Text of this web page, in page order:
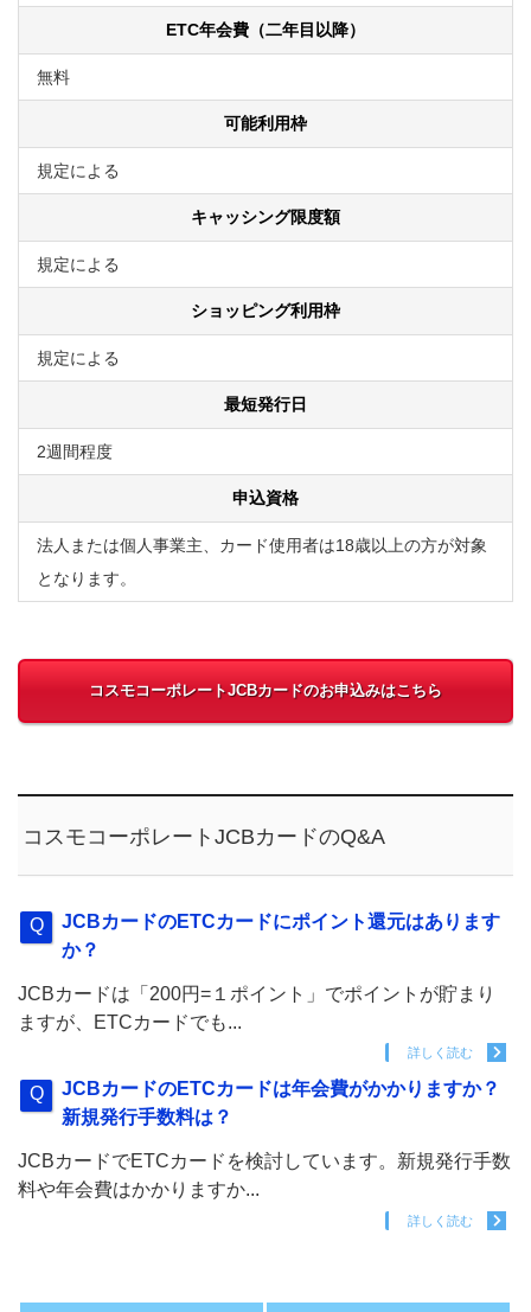
ETC年会費（二年目以降）
無料
可能利用枠
規定による
キャッシング限度額
規定による
ショッピング利用枠
規定による
最短発行日
2週間程度
申込資格
法人または個人事業主、カード使用者は18歳以上の方が対象
となります。
コスモコーポレートJCBカードのお申込みはこちら
コスモコーポレートJCBカードのQ&A
JCBカードのETCカードにポイント還元はあります
か？
JCBカードは「200円=１ポイント」でポイントが貯まり
ますが、ETCカードでも...
詳しく読む
JCBカードのETCカードは年会費がかかりますか？
新規発行手数料は？
JCBカードでETCカードを検討しています。新規発行手数
料や年会費はかかりますか...
詳しく読む